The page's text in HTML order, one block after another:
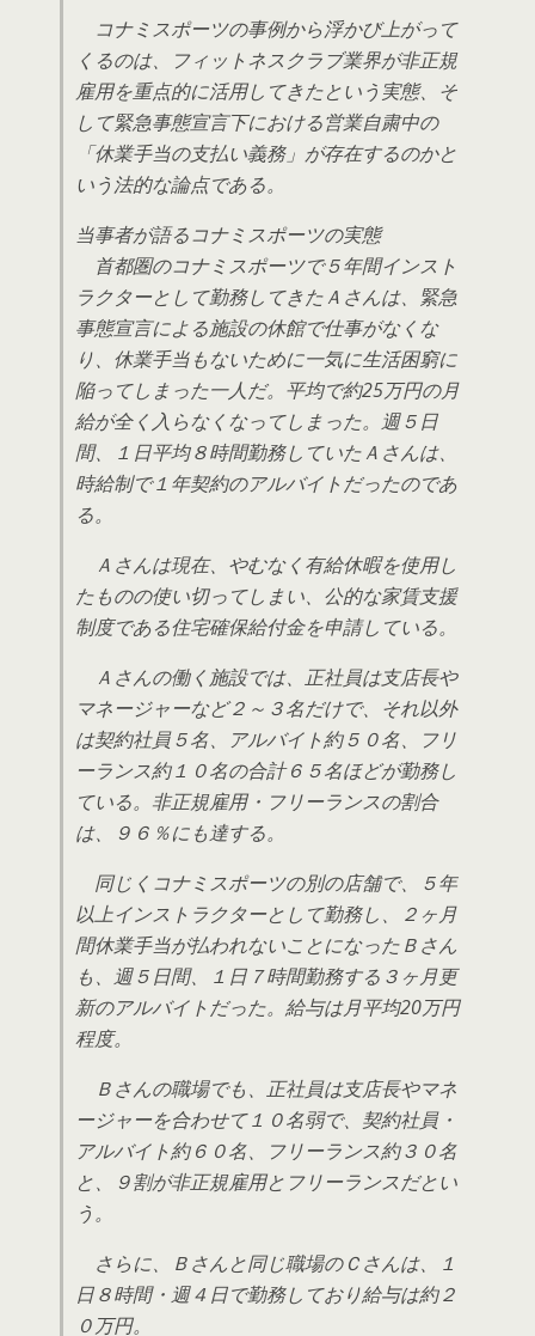
コナミスポーツの事例から浮かび上がって
くるのは、フィットネスクラブ業界が非正規
雇用を重点的に活用してきたという実態、そ
して緊急事態宣言下における営業自粛中の
「休業手当の支払い義務」が存在するのかと
いう法的な論点である。
当事者が語るコナミスポーツの実態
首都圏のコナミスポーツで５年間インスト
ラクターとして勤務してきたＡさんは、緊急
事態宣言による施設の休館で仕事がなくな
り、休業手当もないために一気に生活困窮に
陥ってしまった一人だ。平均で約25万円の月
給が全く入らなくなってしまった。週５日
間、１日平均８時間勤務していたＡさんは、
時給制で１年契約のアルバイトだったのであ
る。
Ａさんは現在、やむなく有給休暇を使用し
たものの使い切ってしまい、公的な家賃支援
制度である住宅確保給付金を申請している。
Ａさんの働く施設では、正社員は支店長や
マネージャーなど２～３名だけで、それ以外
は契約社員５名、アルバイト約５０名、フリ
ーランス約１０名の合計６５名ほどが勤務し
ている。非正規雇用・フリーランスの割合
は、９６％にも達する。
同じくコナミスポーツの別の店舗で、５年
以上インストラクターとして勤務し、２ヶ月
間休業手当が払われないことになったＢさん
も、週５日間、１日７時間勤務する３ヶ月更
新のアルバイトだった。給与は月平均20万円
程度。
Ｂさんの職場でも、正社員は支店長やマネ
ージャーを合わせて１０名弱で、契約社員・
アルバイト約６０名、フリーランス約３０名
と、９割が非正規雇用とフリーランスだとい
う。
さらに、Ｂさんと同じ職場のＣさんは、１
日８時間・週４日で勤務しており給与は約２
０万円。